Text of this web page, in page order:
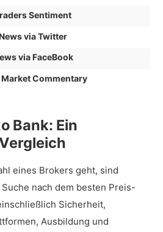
Sentiment
via Twitter
via FaceBook
Market Commentary
Bank: Ein
eines Brokers geht, sind
nach dem besten Preis-
Sicherheit,
Ausbildung und